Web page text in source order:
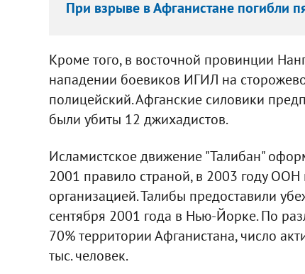
При взрыве в Афганистане погибли
Кроме того, в восточной провинции
нападении боевиков ИГИЛ на
полицейский. Афганские силовики
были убиты 12 джихадистов.
Исламистское движение "Талибан"
2001 правило страной, в 2003 году
организацией. Талибы предоставили
сентября 2001 года в Нью-Йорке. По
70% территории Афганистана, число
тыс. человек.